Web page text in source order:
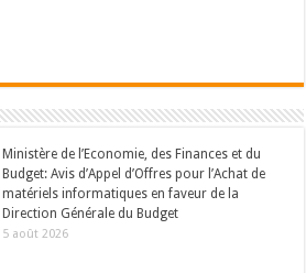
Ministère de l’Economie, des Finances et du
Budget: Avis d’Appel d’Offres pour l’Achat de
matériels informatiques en faveur de la
Direction Générale du Budget
5 août 2026